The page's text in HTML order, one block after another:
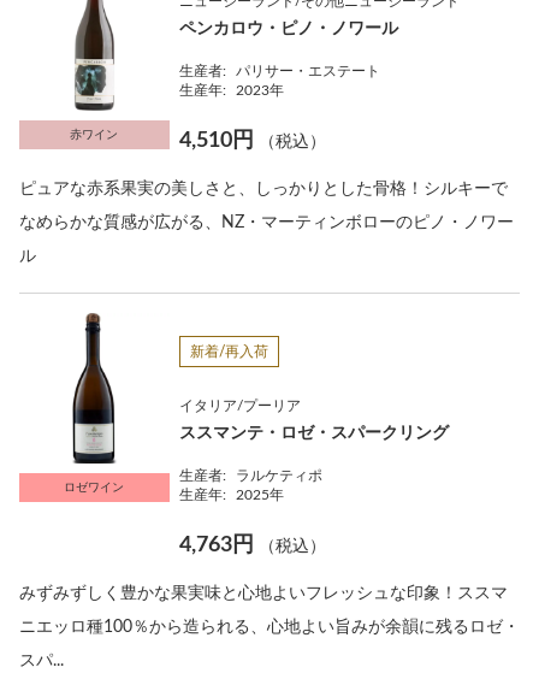
赤ワイン
ペンカロウ・ピノ・ノワール
生産者:
パリサー・エステート
生産年:
2023年
4,510円 （税込）
ピュアな赤系果実の美しさと、しっかりとした骨格！シルキーで
なめらかな質感が広がる、NZ・マーティンボローのピノ・ノワー
ル
ロゼワイン
新着/再入荷
イタリア/プーリア
ススマンテ・ロゼ・スパークリング
生産者:
ラルケティポ
生産年:
2025年
4,763円 （税込）
みずみずしく豊かな果実味と心地よいフレッシュな印象！ススマ
ニエッロ種100％から造られる、心地よい旨みが余韻に残るロゼ・
スパ...